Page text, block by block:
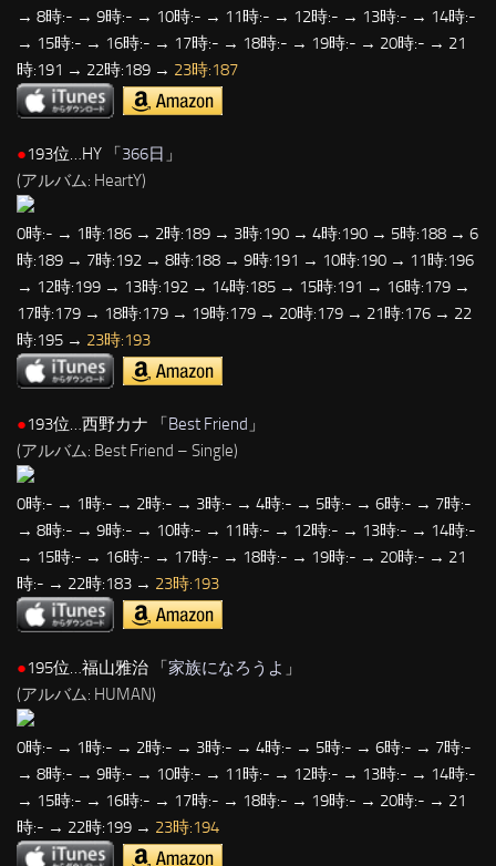
→ 8時:- → 9時:- → 10時:- → 11時:- → 12時:- → 13時:- → 14時:-
→ 15時:- → 16時:- → 17時:- → 18時:- → 19時:- → 20時:- → 21
時:191 → 22時:189 → 23時:187
●193位…HY 「366日 」
(アルバム: HeartY)
0時:- → 1時:186 → 2時:189 → 3時:190 → 4時:190 → 5時:188 → 6
時:189 → 7時:192 → 8時:188 → 9時:191 → 10時:190 → 11時:196
→ 12時:199 → 13時:192 → 14時:185 → 15時:191 → 16時:179 →
17時:179 → 18時:179 → 19時:179 → 20時:179 → 21時:176 → 22
時:195 → 23時:193
●193位…西野カナ 「Best Friend 」
(アルバム: Best Friend – Single)
0時:- → 1時:- → 2時:- → 3時:- → 4時:- → 5時:- → 6時:- → 7時:-
→ 8時:- → 9時:- → 10時:- → 11時:- → 12時:- → 13時:- → 14時:-
→ 15時:- → 16時:- → 17時:- → 18時:- → 19時:- → 20時:- → 21
時:- → 22時:183 → 23時:193
●195位…福山雅治 「家族になろうよ 」
(アルバム: HUMAN)
0時:- → 1時:- → 2時:- → 3時:- → 4時:- → 5時:- → 6時:- → 7時:-
→ 8時:- → 9時:- → 10時:- → 11時:- → 12時:- → 13時:- → 14時:-
→ 15時:- → 16時:- → 17時:- → 18時:- → 19時:- → 20時:- → 21
時:- → 22時:199 → 23時:194